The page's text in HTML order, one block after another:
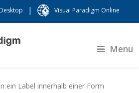
| Visual Paradigm Online
Menu
ein Label innerhalb einer Form